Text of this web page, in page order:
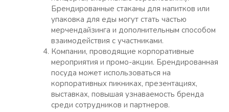
Брендированные стаканы для напитков или
упаковка для еды могут стать частью
мерчендайзинга и дополнительным способом
взаимодействия с участниками.
Компании, проводящие корпоративные
мероприятия и промо-акции. Брендированная
посуда может использоваться на
корпоративных пикниках, презентациях,
выставках, повышая узнаваемость бренда
среди сотрудников и партнеров.